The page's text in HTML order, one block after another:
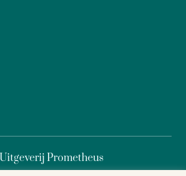
Uitgeverij Prometheus